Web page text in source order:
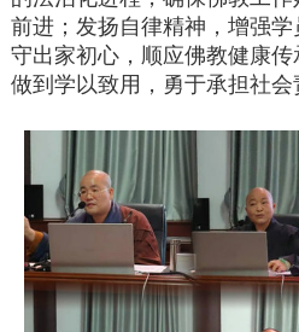
前进；发扬自律精神，增强
守出家初心，顺应佛教健康
做到学以致用，勇于承担社会